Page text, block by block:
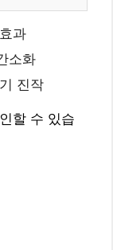
과
소화
진작
할 수 있습